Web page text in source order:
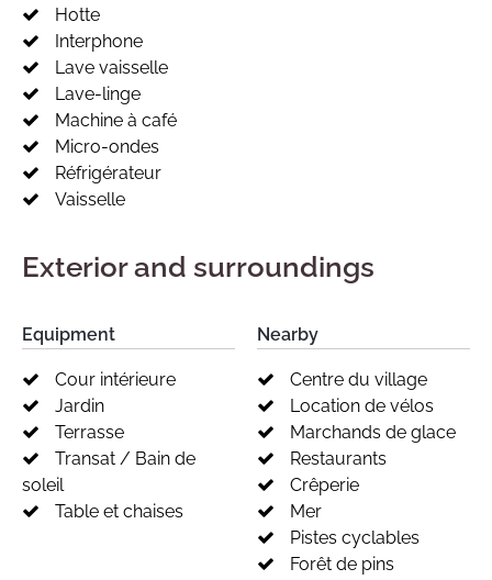
Hotte
Interphone
Lave vaisselle
Lave-linge
Machine à café
Micro-ondes
Réfrigérateur
Vaisselle
Exterior and surroundings
Equipment
Cour intérieure
Jardin
Terrasse
Transat / Bain de
soleil
Table et chaises
Nearby
Centre du village
Location de vélos
Marchands de glace
Restaurants
Crêperie
Mer
Pistes cyclables
Forêt de pins